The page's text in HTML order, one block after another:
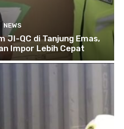
NEWS
JI-QC di Tanjung Emas,
Impor Lebih Cepat